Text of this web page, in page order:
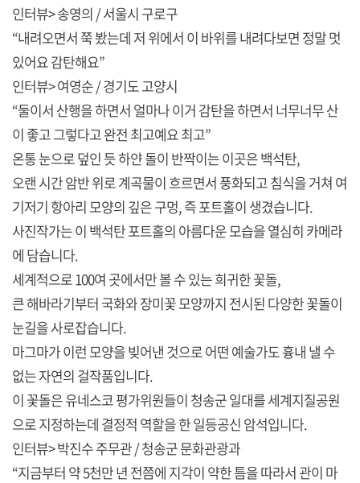
인터뷰> 송영의 / 서울시 구로구
“내려오면서 쭉 봤는데 저 위에서 이 바위를 내려다보면 정말 멋
있어요 감탄해요”
인터뷰> 여영순 / 경기도 고양시
“둘이서 산행을 하면서 얼마나 이거 감탄을 하면서 너무너무 산
이 좋고 그렇다고 완전 최고예요 최고”
온통 눈으로 덮인 듯 하얀 돌이 반짝이는 이곳은 백석탄,
오랜 시간 암반 위로 계곡물이 흐르면서 풍화되고 침식을 거쳐 여
기저기 항아리 모양의 깊은 구멍, 즉 포트홀이 생겼습니다.
사진작가는 이 백석탄 포트홀의 아름다운 모습을 열심히 카메라
에 담습니다.
세계적으로 100여 곳에서만 볼 수 있는 희귀한 꽃돌,
큰 해바라기부터 국화와 장미꽃 모양까지 전시된 다양한 꽃돌이
눈길을 사로잡습니다.
마그마가 이런 모양을 빚어낸 것으로 어떤 예술가도 흉내 낼 수
없는 자연의 걸작품입니다.
이 꽃돌은 유네스코 평가위원들이 청송군 일대를 세계지질공원
으로 지정하는데 결정적 역할을 한 일등공신 암석입니다.
인터뷰> 박진수 주무관 / 청송군 문화관광과
“지금부터 약 5천만 년 전쯤에 지각이 약한 틈을 따라서 관이 마